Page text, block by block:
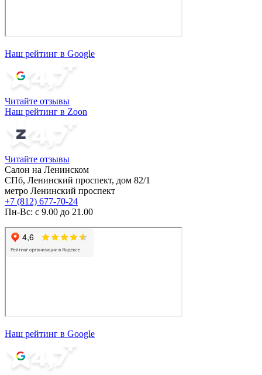
Наш рейтинг в Google
Читайте отзывы
Наш рейтинг в Zoon
Читайте отзывы
Салон на Ленинском
СПб, Ленинский проспект, дом 82/1
метро Ленинский проспект
+7 (812) 677-70-24
Пн-Вс: с 9.00 до 21.00
Наш рейтинг в Google